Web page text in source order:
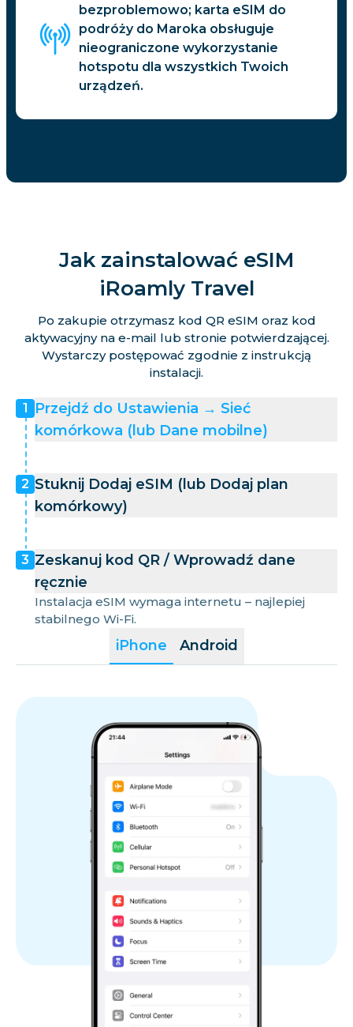
bezproblemowo; karta eSIM do
podróży do Maroka obsługuje
nieograniczone wykorzystanie
hotspotu dla wszystkich Twoich
urządzeń.
Jak zainstalować eSIM
iRoamly Travel
Po zakupie otrzymasz kod QR eSIM oraz kod
aktywacyjny na e-mail lub stronie potwierdzającej.
Wystarczy postępować zgodnie z instrukcją
instalacji.
iPhone Android
1
Przejdź do Ustawienia → Sieć
komórkowa (lub Dane mobilne)
2 Stuknij Dodaj eSIM (lub Dodaj plan
komórkowy)
3 Zeskanuj kod QR / Wprowadź dane
ręcznie
Instalacja eSIM wymaga internetu – najlepiej
stabilnego Wi-Fi.